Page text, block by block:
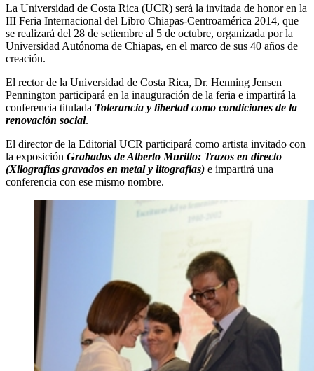
La Universidad de Costa Rica (UCR) será la invitada de honor en la
III Feria Internacional del Libro Chiapas-Centroamérica 2014, que
se realizará del 28 de setiembre al 5 de octubre, organizada por la
Universidad Autónoma de Chiapas, en el marco de sus 40 años de
creación.
El rector de la Universidad de Costa Rica, Dr. Henning Jensen
Pennington participará en la inauguración de la feria e impartirá la
conferencia titulada Tolerancia y libertad como condiciones de la
renovación social.
El director de la Editorial UCR participará como artista invitado con
la exposición Grabados de Alberto Murillo: Trazos en directo
(Xilografías gravados en metal y litografías) e impartirá una
conferencia con ese mismo nombre.